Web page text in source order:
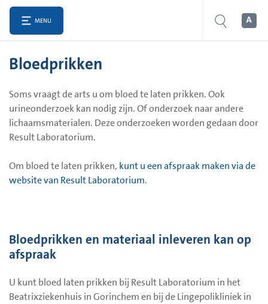
MENU
Bloedprikken
Soms vraagt de arts u om bloed te laten prikken. Ook
urineonderzoek kan nodig zijn. Of onderzoek naar andere
lichaamsmaterialen. Deze onderzoeken worden gedaan door
Result Laboratorium.
Om bloed te laten prikken, kunt u een afspraak maken via de
website van Result Laboratorium.
Bloedprikken en materiaal inleveren kan op
afspraak
U kunt bloed laten prikken bij Result Laboratorium in het
Beatrixziekenhuis in Gorinchem en bij de Lingepolikliniek in